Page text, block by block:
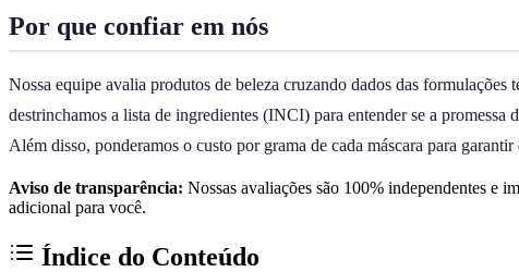
Por que confiar em nós
Nossa equipe avalia produtos de beleza cruzando dados das
destrinchamos a lista de ingredientes (INCI) para entender se a
Além disso, ponderamos o custo por grama de cada máscara para
Aviso de transparência: Nossas avaliações são 100% independentes e
adicional para você.
Índice do Conteúdo